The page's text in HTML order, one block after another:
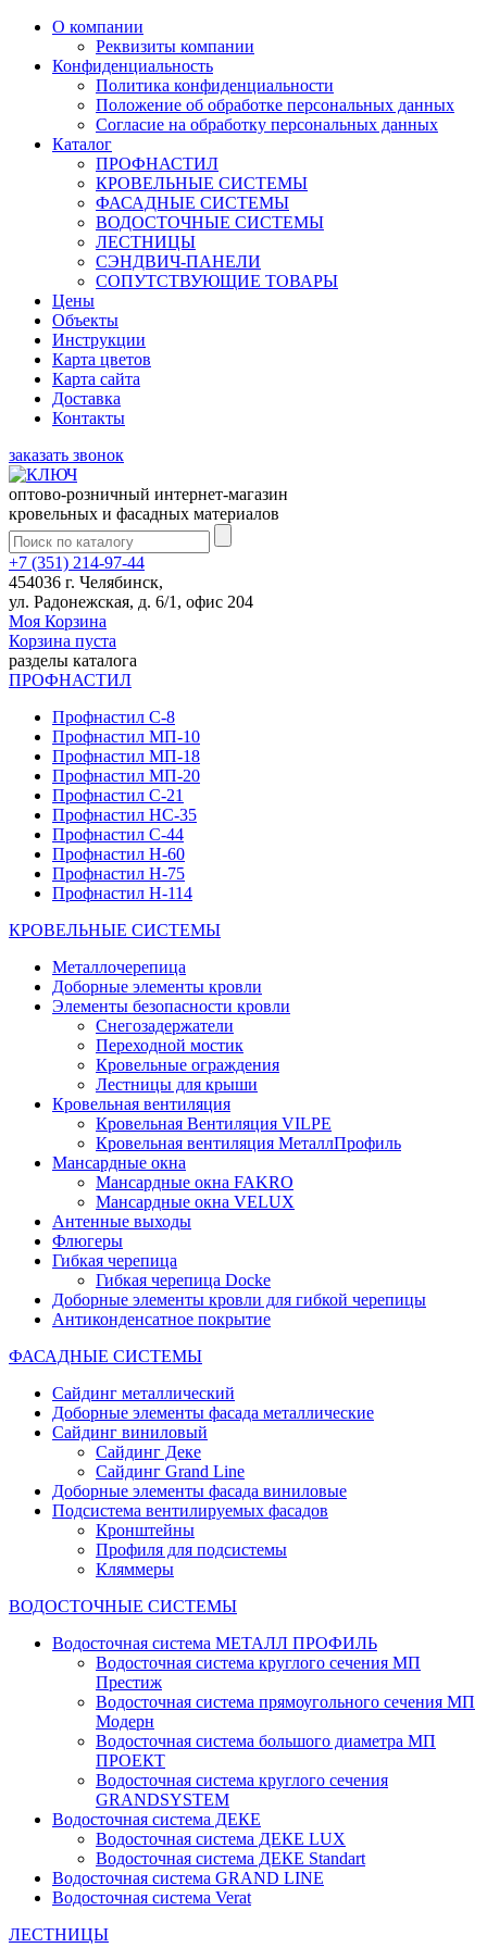
О компании
Реквизиты компании
Конфиденциальность
Политика конфиденциальности
Положение об обработке персональных данных
Согласие на обработку персональных данных
Каталог
ПРОФНАСТИЛ
КРОВЕЛЬНЫЕ СИСТЕМЫ
ФАСАДНЫЕ СИСТЕМЫ
ВОДОСТОЧНЫЕ СИСТЕМЫ
ЛЕСТНИЦЫ
СЭНДВИЧ-ПАНЕЛИ
СОПУТСТВУЮЩИЕ ТОВАРЫ
Цены
Объекты
Инструкции
Карта цветов
Карта сайта
Доставка
Контакты
заказать звонок
оптово-розничный интернет-магазин
кровельных и фасадных материалов
+7 (351) 214-97-44
454036 г. Челябинск,
ул. Радонежская, д. 6/1, офис 204
Моя Корзина
Корзина пуста
разделы каталога
ПРОФНАСТИЛ
Профнастил С-8
Профнастил МП-10
Профнастил МП-18
Профнастил МП-20
Профнастил С-21
Профнастил НС-35
Профнастил С-44
Профнастил Н-60
Профнастил Н-75
Профнастил Н-114
КРОВЕЛЬНЫЕ СИСТЕМЫ
Металлочерепица
Доборные элементы кровли
Элементы безопасности кровли
Снегозадержатели
Переходной мостик
Кровельные ограждения
Лестницы для крыши
Кровельная вентиляция
Кровельная Вентиляция VILPE
Кровельная вентиляция МеталлПрофиль
Мансардные окна
Мансардные окна FAKRO
Мансардные окна VELUX
Антенные выходы
Флюгеры
Гибкая черепица
Гибкая черепица Docke
Доборные элементы кровли для гибкой черепицы
Антиконденсатное покрытие
ФАСАДНЫЕ СИСТЕМЫ
Сайдинг металлический
Доборные элементы фасада металлические
Сайдинг виниловый
Сайдинг Деке
Сайдинг Grand Line
Доборные элементы фасада виниловые
Подсистема вентилируемых фасадов
Кронштейны
Профиля для подсистемы
Кляммеры
ВОДОСТОЧНЫЕ СИСТЕМЫ
Водосточная система МЕТАЛЛ ПРОФИЛЬ
Водосточная система круглого сечения МП
Престиж
Водосточная система прямоугольного сечения МП
Модерн
Водосточная система большого диаметра МП
ПРОЕКТ
Водосточная система круглого сечения
GRANDSYSTEM
Водосточная система ДЕКЕ
Водосточная система ДЕКЕ LUX
Водосточная система ДЕКЕ Standart
Водосточная система GRAND LINE
Водосточная система Verat
ЛЕСТНИЦЫ